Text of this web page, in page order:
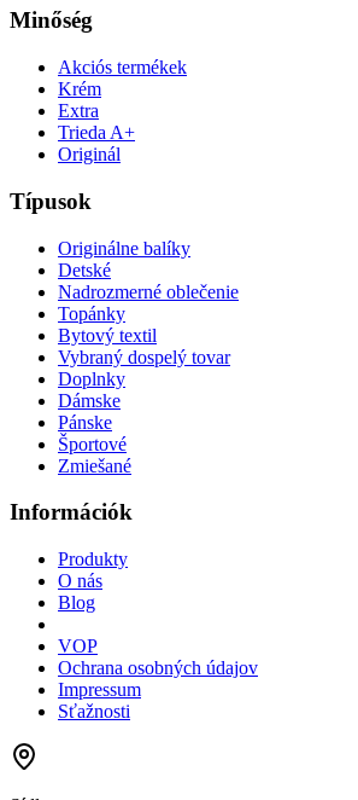
Minőség
Akciós termékek
Krém
Extra
Trieda A+
Originál
Típusok
Originálne balíky
Detské
Nadrozmerné oblečenie
Topánky
Bytový textil
Vybraný dospelý tovar
Doplnky
Dámske
Pánske
Športové
Zmiešané
Információk
Produkty
O nás
Blog
VOP
Ochrana osobných údajov
Impressum
Sťažnosti